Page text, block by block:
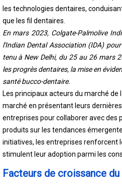
les technologies dentaires,
que les fil dentaires.
En mars 2023, Colgate-Palmolive
l'Indian Dental Association (IDA)
tenu à New Delhi, du 25 au 26 mars
les progrès dentaires, la mise en
santé bucco-dentaire.
Les principaux acteurs du marché
marché en présentant leurs
entreprises pour collaborer avec
produits sur les tendances
initiatives, les entreprises renforcent
stimulent leur adoption parmi les
Facteurs de croissance